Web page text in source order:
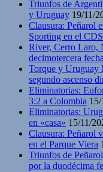
Triunfos de
y Uruguay 19/11/
Clausura: Peñarol
Sporting en el CDS
River, Cerro Laro,
decimotercera
Torque y Uruguay
segundo ascenso
Eliminatorias:
3:2 a Colombia
Eliminatorias:
en «casa» 15/11/
Clausura: Peñarol
en el Parque Viera
Triunfos de
por la duodécima